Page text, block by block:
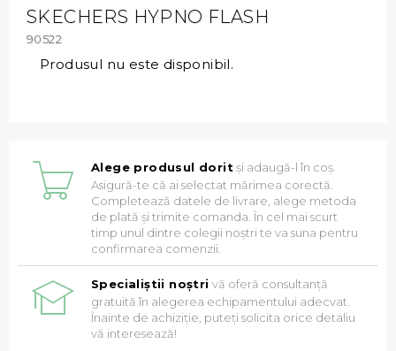
SKECHERS HYPNO FLASH
90522
Produsul nu este disponibil.
Alege produsul doritși adaugă-l în coș.
Asigură-te că ai selectat mărimea corectă.
Completează datele de livrare, alege metoda
de plată și trimite comanda. În cel mai scurt
timp unul dintre colegii noștri te va suna pentru
confirmarea comenzii.
Specialiștii noștri vă oferă consultanță
gratuită în alegerea echipamentului adecvat.
Înainte de achiziție, puteți solicita orice detaliu
vă interesează!